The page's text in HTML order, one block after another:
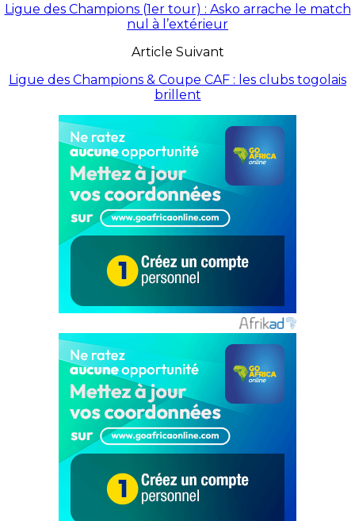
Ligue des Champions (1er tour) : Asko arrache le match
nul à l’extérieur
Article Suivant
Ligue des Champions & Coupe CAF : les clubs togolais
brillent